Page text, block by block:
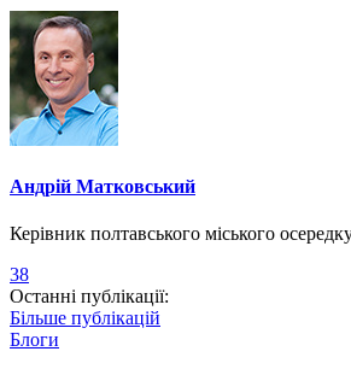
Андрій Матковський
Керівник полтавського міського
38
Останні публікації:
Більше публікацій
Блоги